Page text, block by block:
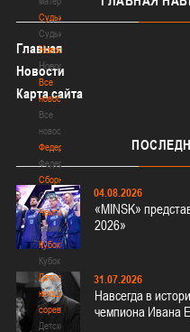
Судьи
Судьи
Новости
Новости
Все
новости
Все
новости
Федерация
Федерация
Сборные
Сборные
Чемпионат
Чемпионат
Кубок
Кубок
Детско-
юношеские
соревнования
Детско-
Главная
Новости
Карта сайта
04.08.2026
«MINSK»
2026»
31.07.2026
Навсегда в
чемпиона Ивана